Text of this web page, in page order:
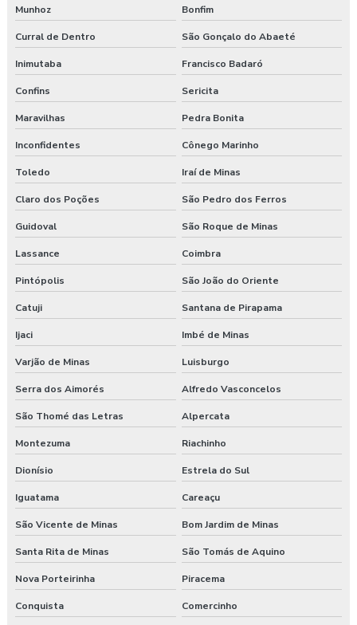
Munhoz Bonfim
Curral de Dentro São Gonçalo do Abaeté
Inimutaba Francisco Badaró
Confins Sericita
Maravilhas Pedra Bonita
Inconfidentes Cônego Marinho
Toledo Iraí de Minas
Claro dos Poções São Pedro dos Ferros
Guidoval São Roque de Minas
Lassance Coimbra
Pintópolis São João do Oriente
Catuji Santana de Pirapama
Ijaci Imbé de Minas
Varjão de Minas Luisburgo
Serra dos Aimorés Alfredo Vasconcelos
São Thomé das Letras Alpercata
Montezuma Riachinho
Dionísio Estrela do Sul
Iguatama Careaçu
São Vicente de Minas Bom Jardim de Minas
Santa Rita de Minas São Tomás de Aquino
Nova Porteirinha Piracema
Conquista Comercinho